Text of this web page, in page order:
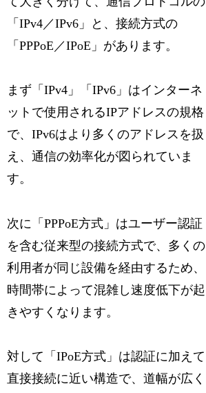
「IPv4／IPv6」と、接続方式の
「PPPoE／IPoE」があります。
まず「IPv4」「IPv6」はインターネ
ットで使用されるIPアドレスの規格
で、IPv6はより多くのアドレスを扱
え、通信の効率化が図られていま
す。
次に「PPPoE方式」はユーザー認証
を含む従来型の接続方式で、多くの
利用者が同じ設備を経由するため、
時間帯によって混雑し速度低下が起
きやすくなります。
対して「IPoE方式」は認証に加えて
直接接続に近い構造で、道幅が広く